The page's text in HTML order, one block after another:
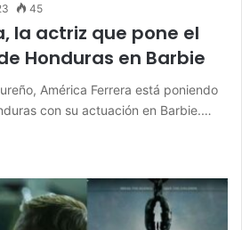
45
la actriz que pone el
Honduras en Barbie
América Ferrera está poniendo
con su actuación en Barbie.…